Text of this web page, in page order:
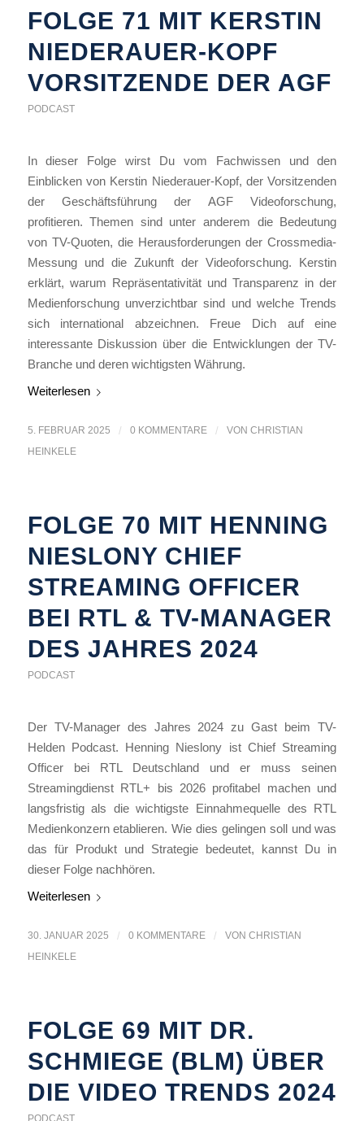
FOLGE 71 MIT KERSTIN
NIEDERAUER-KOPF
VORSITZENDE DER AGF
PODCAST
In dieser Folge wirst Du vom Fachwissen und den
Einblicken von Kerstin Niederauer-Kopf, der Vorsitzenden
der Geschäftsführung der AGF Videoforschung,
profitieren. Themen sind unter anderem die Bedeutung
von TV-Quoten, die Herausforderungen der Crossmedia-
Messung und die Zukunft der Videoforschung. Kerstin
erklärt, warum Repräsentativität und Transparenz in der
Medienforschung unverzichtbar sind und welche Trends
sich international abzeichnen. Freue Dich auf eine
interessante Diskussion über die Entwicklungen der TV-
Branche und deren wichtigsten Währung.
Weiterlesen
5. FEBRUAR 2025 / 0 KOMMENTARE / VON CHRISTIAN
HEINKELE
FOLGE 70 MIT HENNING
NIESLONY CHIEF
STREAMING OFFICER
BEI RTL & TV-MANAGER
DES JAHRES 2024
PODCAST
Der TV-Manager des Jahres 2024 zu Gast beim TV-
Helden Podcast. Henning Nieslony ist Chief Streaming
Officer bei RTL Deutschland und er muss seinen
Streamingdienst RTL+ bis 2026 profitabel machen und
langsfristig als die wichtigste Einnahmequelle des RTL
Medienkonzern etablieren. Wie dies gelingen soll und was
das für Produkt und Strategie bedeutet, kannst Du in
dieser Folge nachhören.
Weiterlesen
30. JANUAR 2025 / 0 KOMMENTARE / VON CHRISTIAN
HEINKELE
FOLGE 69 MIT DR.
SCHMIEGE (BLM) ÜBER
DIE VIDEO TRENDS 2024